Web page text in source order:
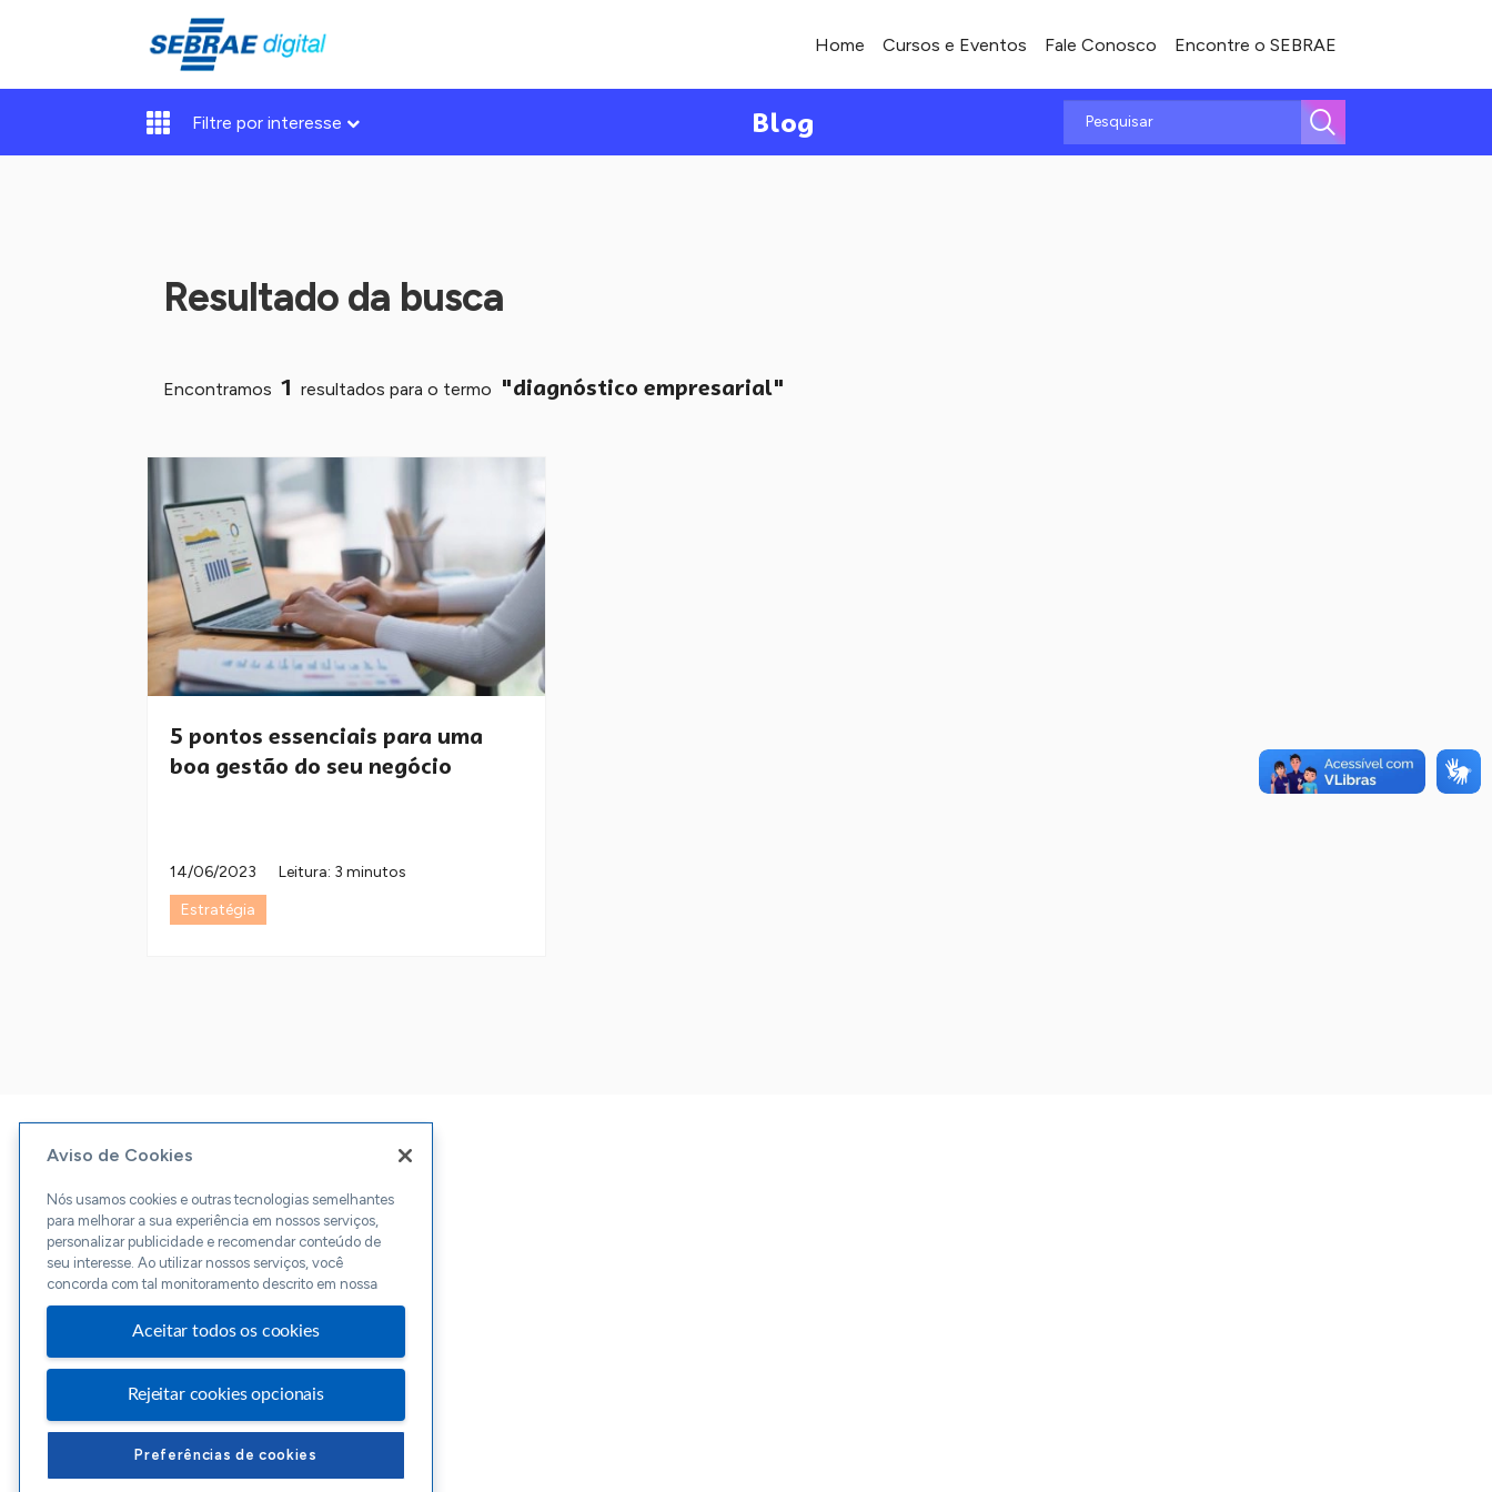
Home Cursos e Eventos Fale Conosco Encontre o SEBRAE
Filtre por interesse Blog
Resultado da busca
Encontramos 1 resultados para o termo "diagnóstico empresarial"
5 pontos essenciais para uma
boa gestão do seu negócio
14/06/2023
Leitura: 3 minutos
Estratégia
Aviso de Cookies
Nós usamos cookies e outras tecnologias semelhantes
para melhorar a sua experiência em nossos serviços,
personalizar publicidade e recomendar conteúdo de
seu interesse. Ao utilizar nossos serviços, você
concorda com tal monitoramento descrito em nossa
Aceitar todos os cookies
Rejeitar cookies opcionais
Preferências de cookies